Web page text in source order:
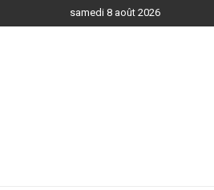
samedi 8 août 2026